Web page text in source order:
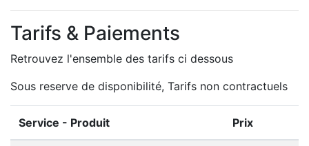
Tarifs & Paiements
Retrouvez l'ensemble des tarifs ci dessous
Sous reserve de disponibilité, Tarifs non contractuels
Service - Produit Prix